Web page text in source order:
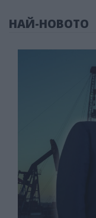
НАЙ-НОВОТО